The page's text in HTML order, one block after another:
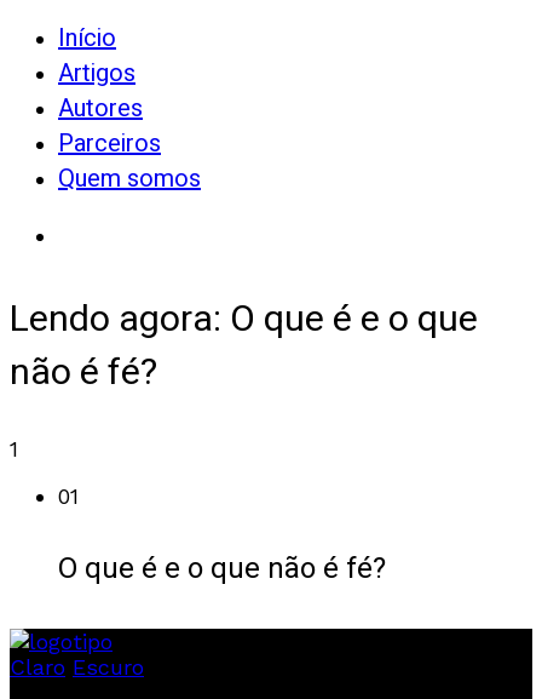
Início
Artigos
Autores
Parceiros
Quem somos
Lendo agora: O que é e o que
não é fé?
1
01
O que é e o que não é fé?
Claro Escuro